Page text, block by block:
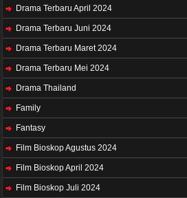
Drama Terbaru April 2024
Drama Terbaru Juni 2024
Drama Terbaru Maret 2024
Drama Terbaru Mei 2024
Drama Thailand
Family
Fantasy
Film Bioskop Agustus 2024
Film Bioskop April 2024
Film Bioskop Juli 2024